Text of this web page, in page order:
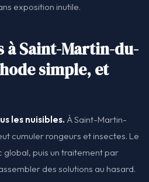
exposition inutile.
à Saint-Martin-du-
simple, et
les nuisibles. À Saint-Martin-
cumuler rongeurs et insectes. Le
puis un traitement par
des solutions au hasard.